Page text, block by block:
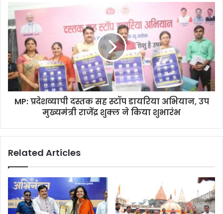
MP: प्रदेशव्यापी दस्तक सह स्टॉप डायरिया अभियान, उप
मुख्यमंत्री राजेंद्र शुक्ल ने किया शुभारंभ
Related Articles